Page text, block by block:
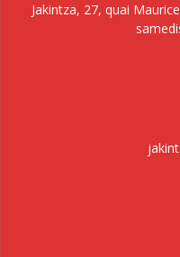
Jakintza, 27, quai